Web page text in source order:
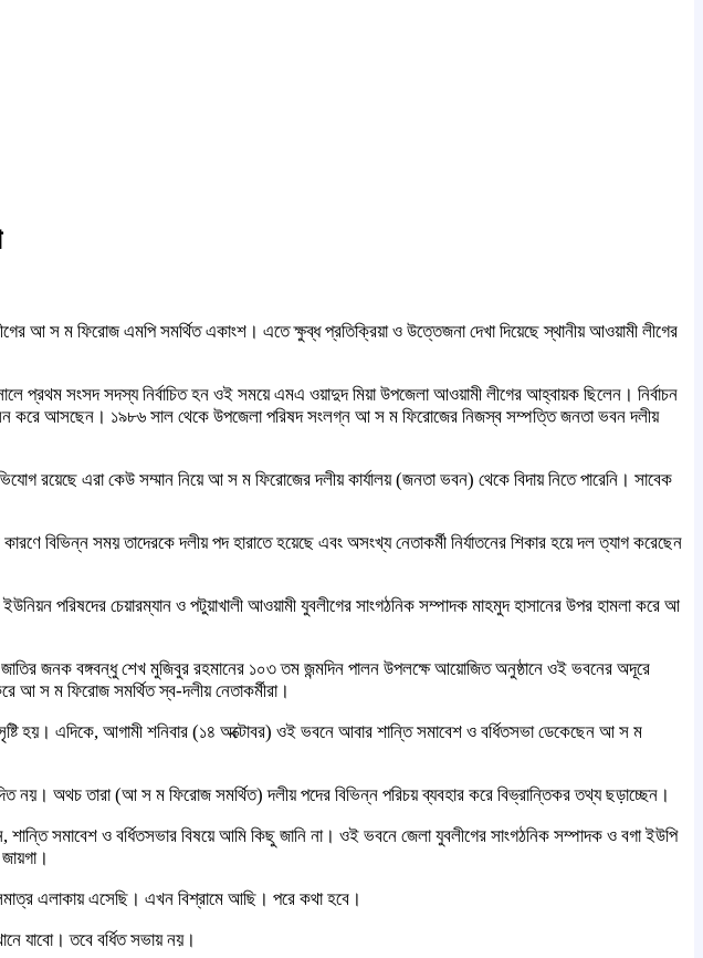
আ স ম ফিরোজ এমপি সমর্থিত একাংশ। এতে ক্ষুব্ধ প্রতিক্রিয়া ও উত্তেজনা দেখা দিয়েছে স্থানীয় আওয়ামী লীগের
প্রথম সংসদ সদস্য নির্বাচিত হন ওই সময়ে এমএ ওয়াদুদ মিয়া উপজেলা আওয়ামী লীগের আহ্বায়ক ছিলেন। নির্বাচন
করে আসছেন। ১৯৮৬ সাল থেকে উপজেলা পরিষদ সংলগ্ন আ স ম ফিরোজের নিজস্ব সম্পত্তি জনতা ভবন দলীয়
রয়েছে এরা কেউ সম্মান নিয়ে আ স ম ফিরোজের দলীয় কার্যালয় (জনতা ভবন) থেকে বিদায় নিতে পারেনি। সাবেক
বিভিন্ন সময় তাদেরকে দলীয় পদ হারাতে হয়েছে এবং অসংখ্য নেতাকর্মী নির্যাতনের শিকার হয়ে দল ত্যাগ করেছেন
পরিষদের চেয়ারম্যান ও পটুয়াখালী আওয়ামী যুবলীগের সাংগঠনিক সম্পাদক মাহমুদ হাসানের উপর হামলা করে আ
জনক বঙ্গবন্ধু শেখ মুজিবুর রহমানের ১০৩ তম জন্মদিন পালন উপলক্ষে আয়োজিত অনুষ্ঠানে ওই ভবনের অদূরে
আ স ম ফিরোজ সমর্থিত স্ব-দলীয় নেতাকর্মীরা।
হয়। এদিকে, আগামী শনিবার (১৪ অক্টোবর) ওই ভবনে আবার শান্তি সমাবেশ ও বর্ধিতসভা ডেকেছেন আ স ম
অথচ তারা (আ স ম ফিরোজ সমর্থিত) দলীয় পদের বিভিন্ন পরিচয় ব্যবহার করে বিভ্রান্তিকর তথ্য ছড়াচ্ছেন।
সমাবেশ ও বর্ধিতসভার বিষয়ে আমি কিছু জানি না। ওই ভবনে জেলা যুবলীগের সাংগঠনিক সম্পাদক ও বগা ইউপি
এলাকায় এসেছি। এখন বিশ্রামে আছি। পরে কথা হবে।
যাবো। তবে বর্ধিত সভায় নয়।